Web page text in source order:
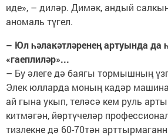
иде», – диләр. Димәк, андый
аномаль түгел.
– Юл һәлакәтләренең артуында
«гаеплиләр»...
– Бу әлеге дә баягы тормышның
Элек юлларда моның кадәр
ай гына укып, теләсә кем руль
китмәгән, йөртүчеләр
тизлекне дә 60-70тән